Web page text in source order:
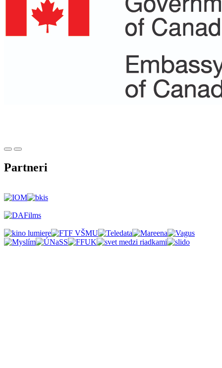
Partneri